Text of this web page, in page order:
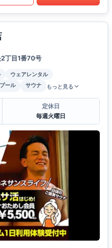
丁目1番70号
ウェアレンタル
プール サウナ もっと見る
定休日
毎週火曜日